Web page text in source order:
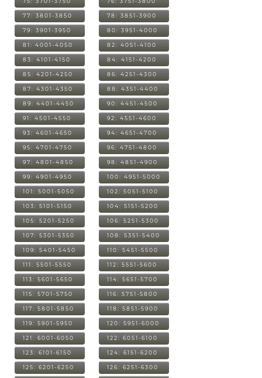
77: 3801-3850 78: 3851-3900
79: 3901-3950 80: 3951-4000
81: 4001-4050 82: 4051-4100
83: 4101-4150 84: 4151-4200
85: 4201-4250 86: 4251-4300
87: 4301-4350 88: 4351-4400
89: 4401-4450 90: 4451-4500
91: 4501-4550 92: 4551-4600
93: 4601-4650 94: 4651-4700
95: 4701-4750 96: 4751-4800
97: 4801-4850 98: 4851-4900
99: 4901-4950 100: 4951-5000
101: 5001-5050 102: 5051-5100
103: 5101-5150 104: 5151-5200
105: 5201-5250 106: 5251-5300
107: 5301-5350 108: 5351-5400
109: 5401-5450 110: 5451-5500
111: 5501-5550 112: 5551-5600
113: 5601-5650 114: 5651-5700
115: 5701-5750 116: 5751-5800
117: 5801-5850 118: 5851-5900
119: 5901-5950 120: 5951-6000
121: 6001-6050 122: 6051-6100
123: 6101-6150 124: 6151-6200
125: 6201-6250 126: 6251-6300